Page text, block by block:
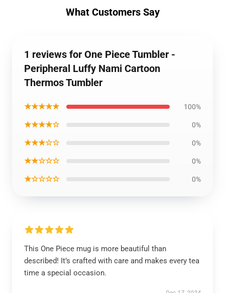
What Customers Say
1 reviews for One Piece Tumbler -
Peripheral Luffy Nami Cartoon
Thermos Tumbler
★★★★★ 100%
★★★★☆ 0%
★★★☆☆ 0%
★★☆☆☆ 0%
★☆☆☆☆ 0%
This One Piece mug is more beautiful than
described! It’s crafted with care and makes every tea
time a special occasion.